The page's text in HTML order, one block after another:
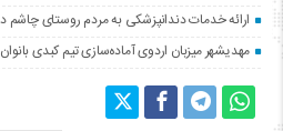
ارائه خدمات دندانپزشکی به مردم روستای
مهدیشهر میزبان اردوی آماده‌سازی تیم کبدی